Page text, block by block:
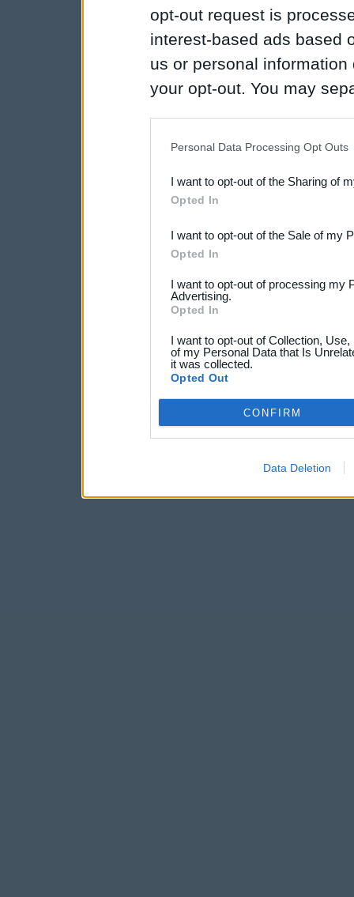
opt-out request is
interest-based ads based
us or personal
your opt-out. You may
Downstream Participants
third parties.
Personal Data Processing Opt Outs
I want to opt-out of the Sharing of
Opted In
I want to opt-out of the Sale of my
Opted In
I want to opt-out of processing my
Advertising.
Opted In
I want to opt-out of Collection,
of my Personal Data that Is
it was collected.
Opted Out
CONFIRM
Data Deletion